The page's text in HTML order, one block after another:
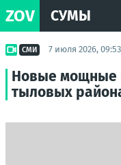
ZOV СУМЫ
СМИ 7 июля 2026, 09:53
Новые мощные
тыловых